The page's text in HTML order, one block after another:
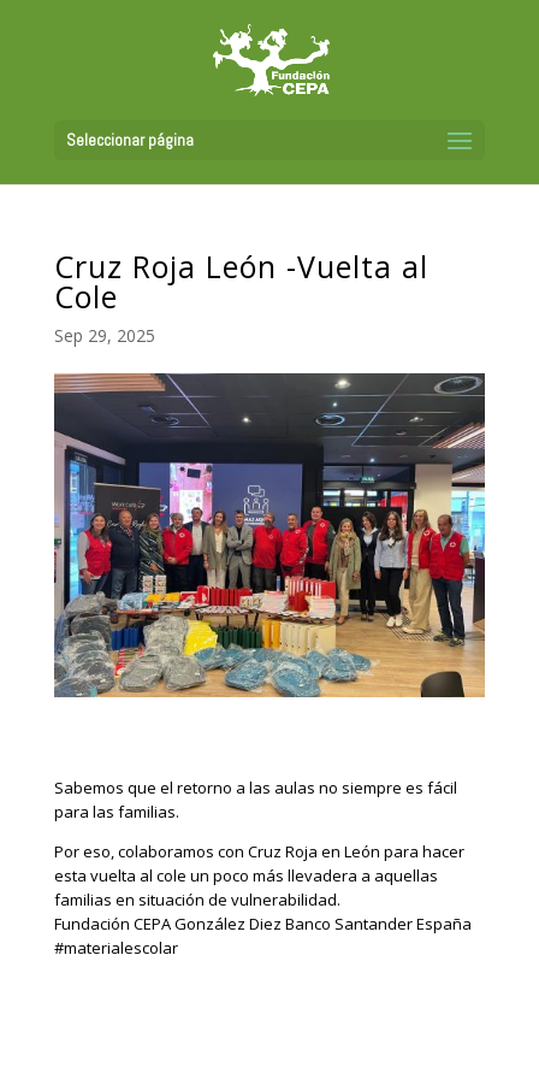
Seleccionar página
Cruz Roja León -Vuelta al
Cole
Sep 29, 2025
Sabemos que el retorno a las aulas no siempre es fácil
para las familias.
Por eso, colaboramos con Cruz Roja en León para hacer
esta vuelta al cole un poco más llevadera a aquellas
familias en situación de vulnerabilidad.
Fundación CEPA González Diez Banco Santander España
#materialescolar